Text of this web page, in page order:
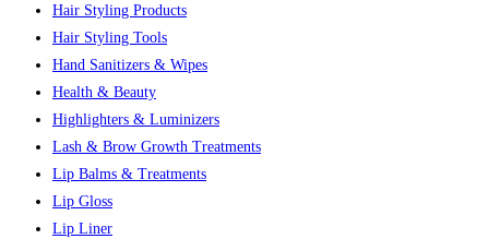
Hair Styling Products
Hair Styling Tools
Hand Sanitizers & Wipes
Health & Beauty
Highlighters & Luminizers
Lash & Brow Growth Treatments
Lip Balms & Treatments
Lip Gloss
Lip Liner